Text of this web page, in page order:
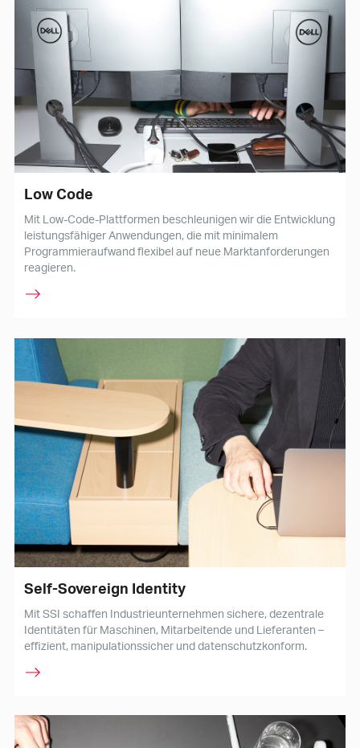
Low Code
Mit Low-Code-Plattformen beschleunigen wir die Entwicklung
leistungsfähiger Anwendungen, die mit minimalem
Programmieraufwand flexibel auf neue Marktanforderungen
reagieren.
Self-Sovereign Identity
Mit SSI schaffen Industrieunternehmen sichere, dezentrale
Identitäten für Maschinen, Mitarbeitende und Lieferanten –
effizient, manipulationssicher und datenschutzkonform.